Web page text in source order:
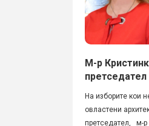
М-р
На изборите кои
овластени
претседател, м-р